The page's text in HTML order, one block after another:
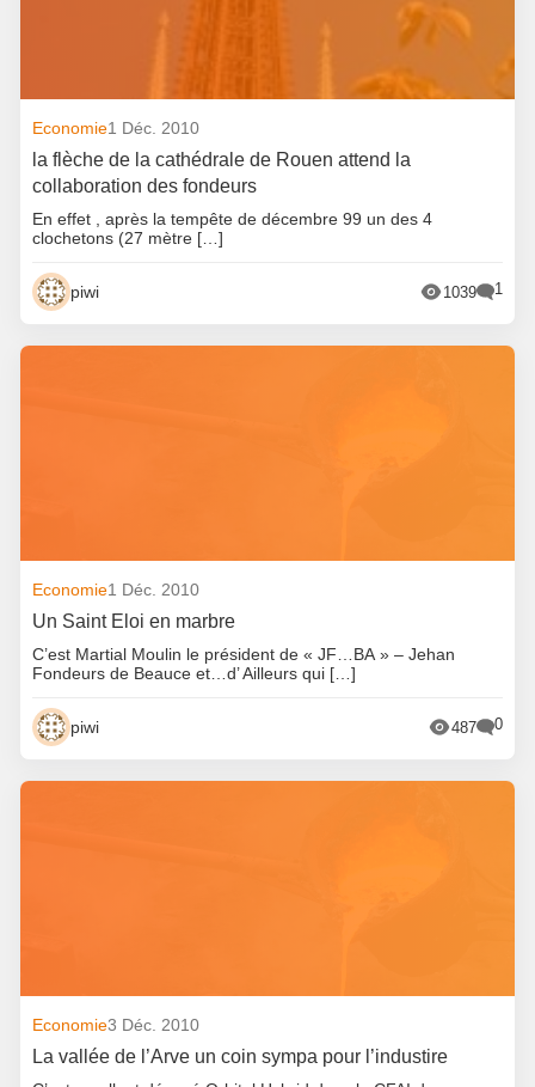
Economie1 Déc. 2010
la flèche de la cathédrale de Rouen attend la
collaboration des fondeurs
En effet , après la tempête de décembre 99 un des 4
clochetons (27 mètre […]
piwi 1039 1
Economie1 Déc. 2010
Un Saint Eloi en marbre
C’est Martial Moulin le président de « JF…BA » – Jehan
Fondeurs de Beauce et…d’ Ailleurs qui […]
piwi 487 0
Economie3 Déc. 2010
La vallée de l’Arve un coin sympa pour l’industire